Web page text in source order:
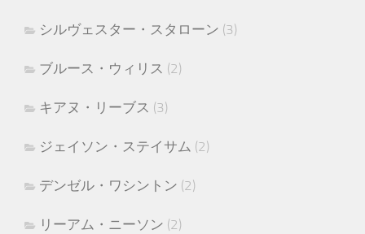
シルヴェスター・スタローン (3)
ブルース・ウィリス (2)
キアヌ・リーブス (3)
ジェイソン・ステイサム (2)
デンゼル・ワシントン (2)
リーアム・ニーソン (2)